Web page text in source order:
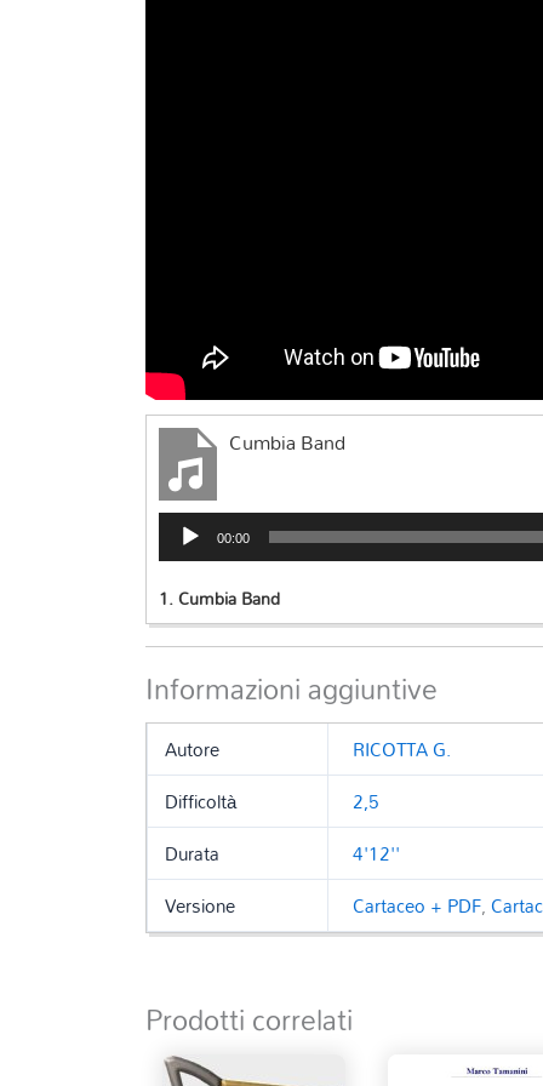
Cumbia Band
Audio
Player 00:00
1.Cumbia Band
Informazioni aggiuntive
Autore
RICOTTA G.
Difficoltà
2,5
Durata
4'12''
Versione
Cartaceo + PDF,
Prodotti correlati